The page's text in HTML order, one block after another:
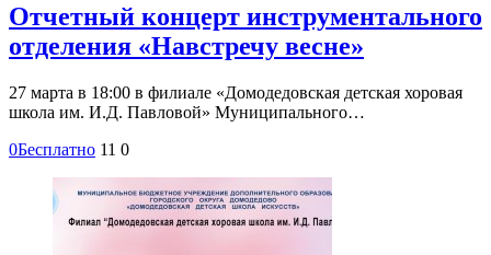
Отчетный концерт инструментального
отделения «Навстречу весне»
27 марта в 18:00 в филиале «Домодедовская детская хоровая
школа им. И.Д. Павловой» Муниципального…
0Бесплатно 11 0